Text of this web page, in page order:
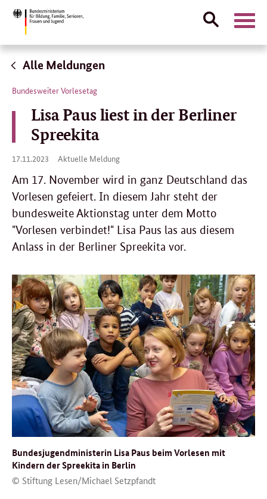
Direktlink:
Suche
Alle Meldungen
Bundesweiter Vorlesetag
Lisa Paus liest in der Berliner
Spreekita
17.11.2023
17.
2023
Aktuelle Meldung
Am 17. November wird in ganz Deutschland das
Vorlesen gefeiert. In diesem Jahr steht der
bundesweite Aktionstag unter dem Motto
"Vorlesen verbindet!" Lisa Paus las aus diesem
Anlass in der Berliner Spreekita vor.
Bundesjugendministerin Lisa Paus beim Vorlesen mit
Kindern der Spreekita in Berlin
© Stiftung Lesen/Michael Setzpfandt